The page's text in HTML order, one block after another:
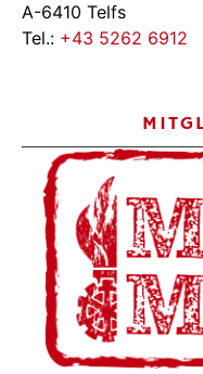
A-6410 Telfs
Tel.: +43 5262 6912